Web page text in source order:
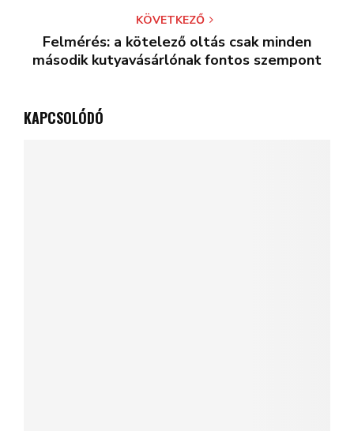
KÖVETKEZŐ
Felmérés: a kötelező oltás csak minden
második kutyavásárlónak fontos szempont
KAPCSOLÓDÓ